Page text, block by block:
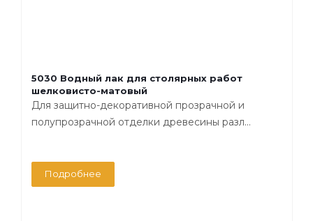
5030 Водный лак для столярных работ
шелковисто-матовый
Для защитно-декоративной прозрачной и
полупрозрачной отделки древесины разл...
Подробнее